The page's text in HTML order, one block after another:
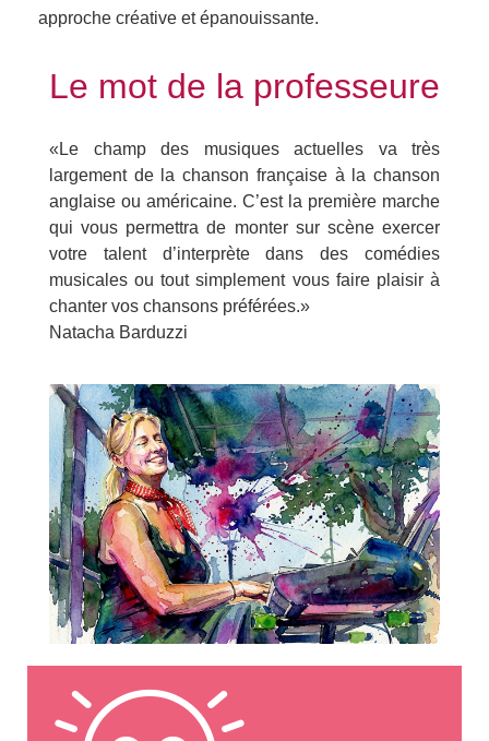
approche créative et épanouissante.
Le mot de la professeure
«Le champ des musiques actuelles va très
largement de la chanson française à la chanson
anglaise ou américaine. C’est la première marche
qui vous permettra de monter sur scène exercer
votre talent d’interprète dans des comédies
musicales ou tout simplement vous faire plaisir à
chanter vos chansons préférées.»
Natacha Barduzzi